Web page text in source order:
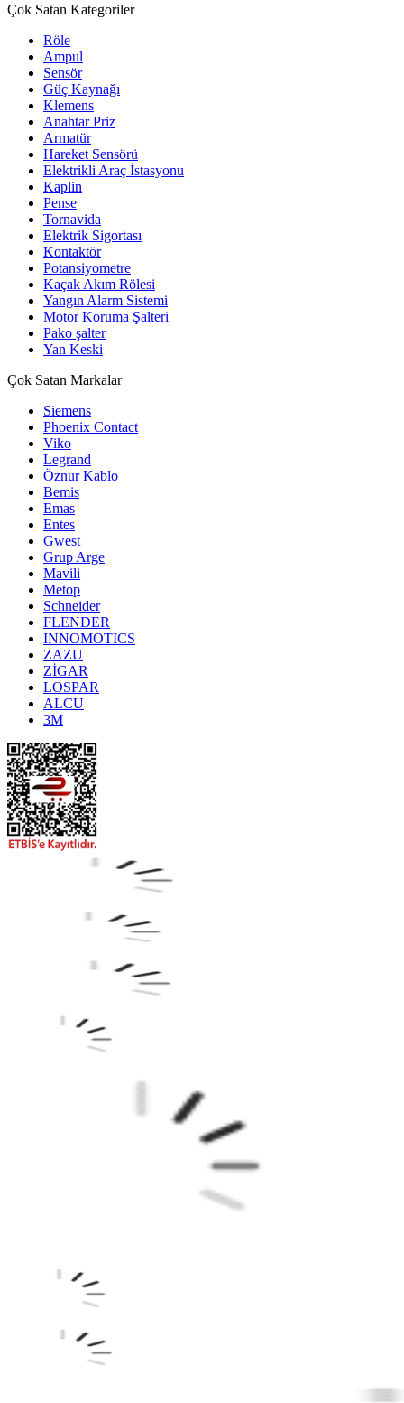
Çok Satan Kategoriler
Röle
Ampul
Sensör
Güç Kaynağı
Klemens
Anahtar Priz
Armatür
Hareket Sensörü
Elektrikli Araç İstasyonu
Kaplin
Pense
Tornavida
Elektrik Sigortası
Kontaktör
Potansiyometre
Kaçak Akım Rölesi
Yangın Alarm Sistemi
Motor Koruma Şalteri
Pako şalter
Yan Keski
Çok Satan Markalar
Siemens
Phoenix Contact
Viko
Legrand
Öznur Kablo
Bemis
Emas
Entes
Gwest
Grup Arge
Mavili
Metop
Schneider
FLENDER
INNOMOTICS
ZAZU
ZİGAR
LOSPAR
ALCU
3M